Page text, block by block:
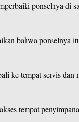
ponselnya di
bahwa ponselnya
ke tempat servis
tempat